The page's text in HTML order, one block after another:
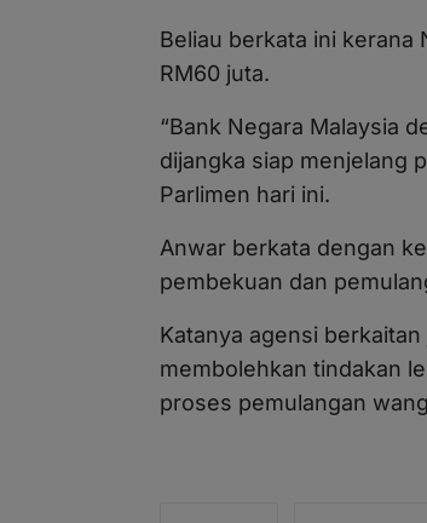
Beliau berkata ini kerana
RM60 juta.
“Bank Negara Malaysia
dijangka siap menjelang
Parlimen hari ini.
Anwar berkata dengan
pembekuan dan
Katanya agensi
membolehkan tindakan
proses pemulangan